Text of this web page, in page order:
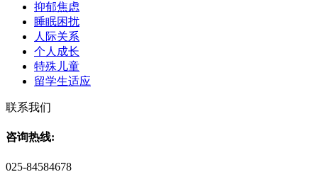
抑郁焦虑
睡眠困扰
人际关系
个人成长
特殊儿童
留学生适应
联系我们
咨询热线:
025-84584678